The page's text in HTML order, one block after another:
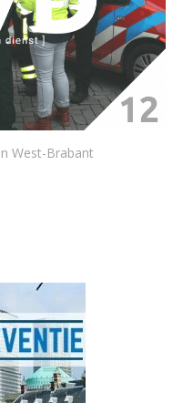
West-Brabant